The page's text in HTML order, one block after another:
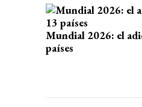
p
k
Mundial 2026: el
países